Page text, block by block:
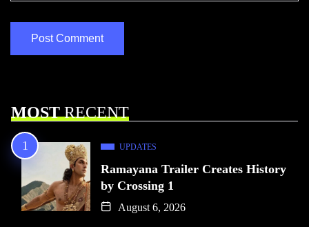
MOSTRECENT
UPDATES
Ramayana Trailer Creates History
by Crossing 1
August 6, 2026